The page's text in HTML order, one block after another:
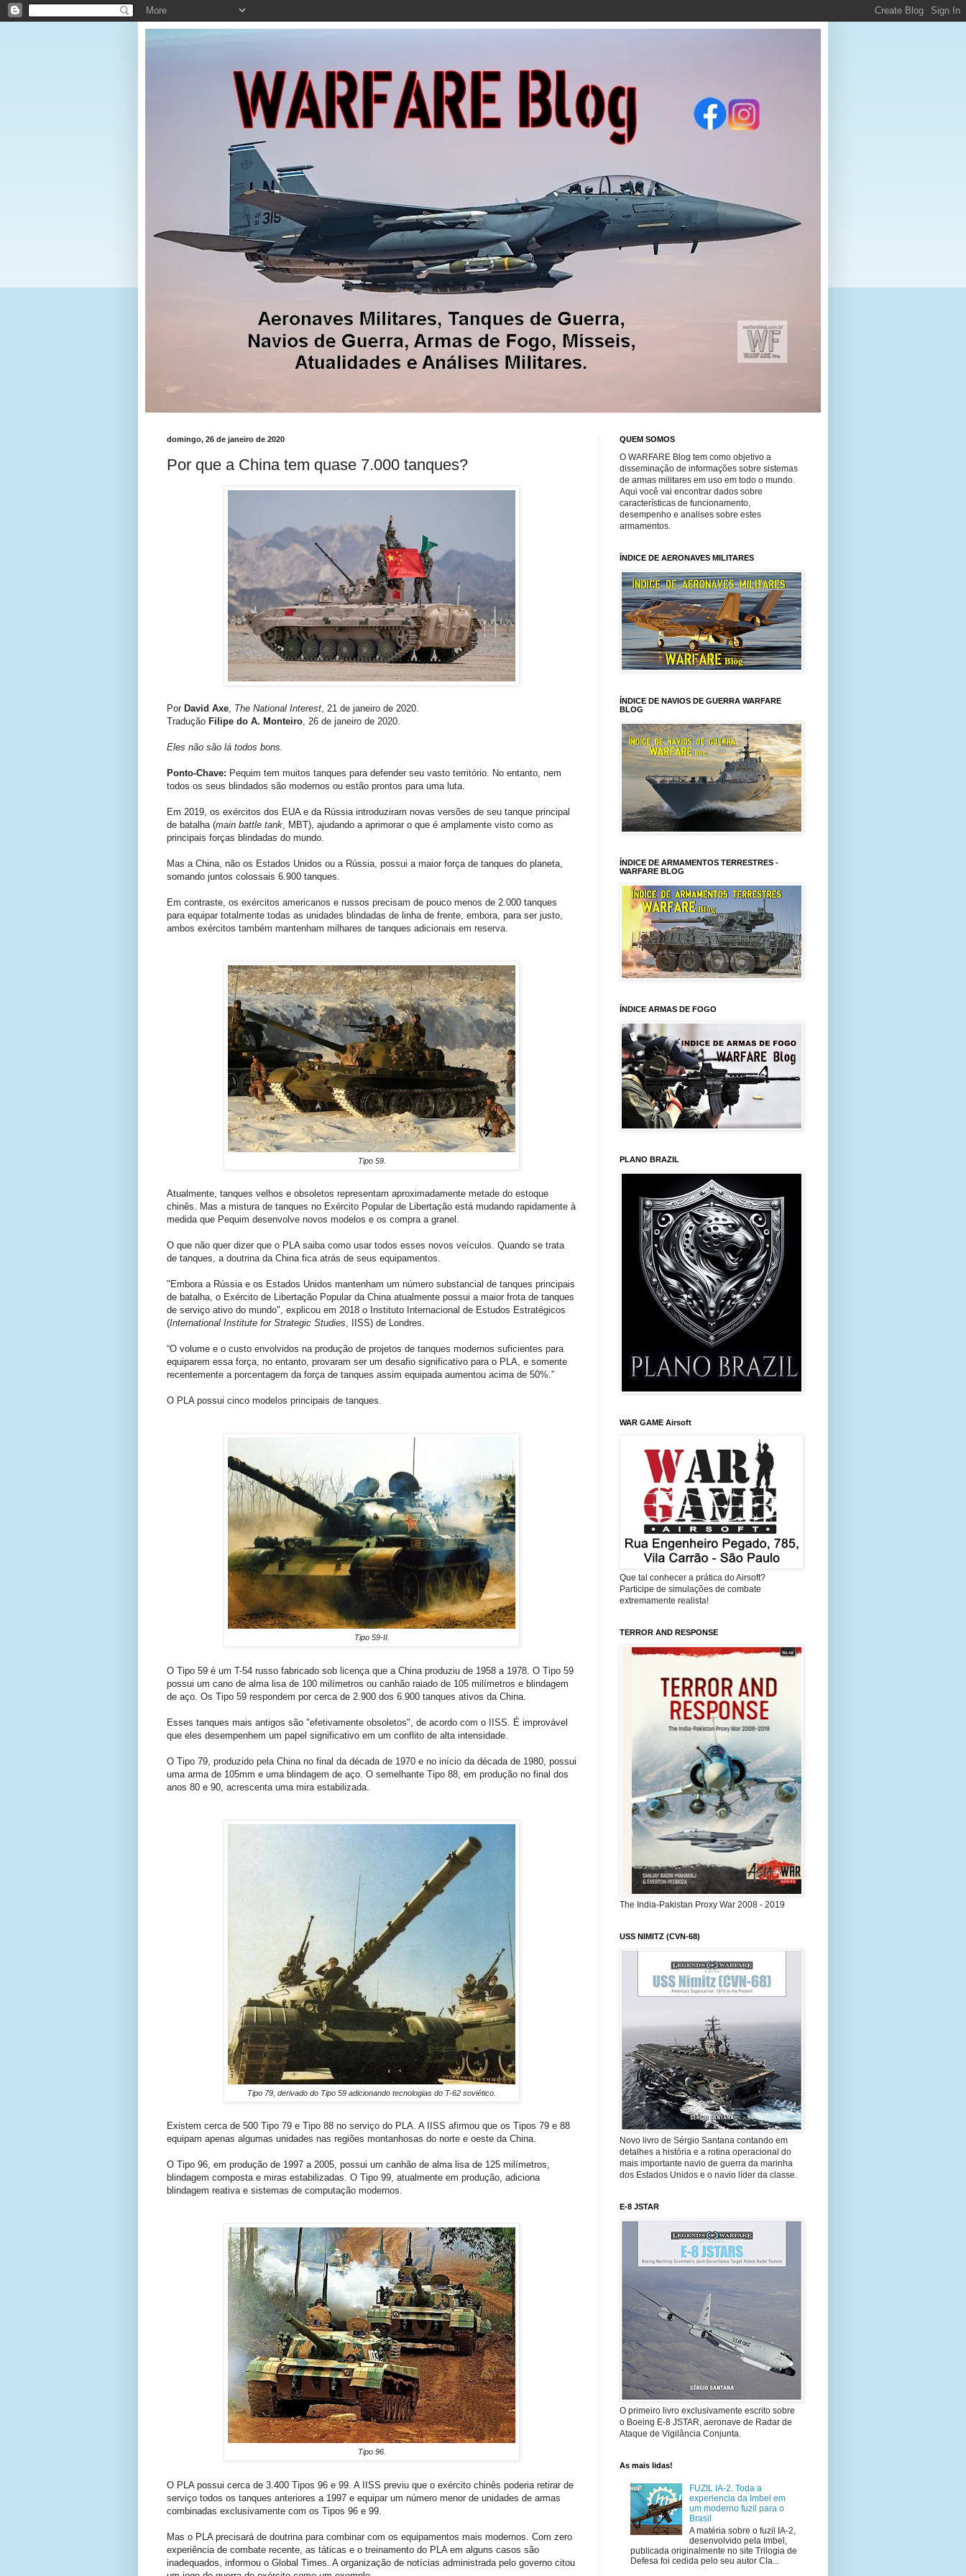
domingo, 26 de janeiro de 2020
Por que a China tem quase 7.000 tanques?
Por David Axe The National Interest , 21 de janeiro de 2020.
Tradução Filipe do A. Monteiro , 26 de janeiro de 2020.
Eles não são lá todos bons.
Ponto-Chave: Pequim tem muitos tanques para defender seu vasto território. No entanto, nem
todos os seus blindados são modernos ou estão prontos para uma luta.
Em 2019, os exércitos dos EUA e da Rússia introduziram novas versões de seu tanque principal
de batalha (main battle tank , MBT), ajudando a aprimorar o que é amplamente visto como as
principais forças blindadas do mundo.
Mas a China, não os Estados Unidos ou a Rússia, possui a maior força de tanques do planeta,
somando juntos colossais 6.900 tanques.
Em contraste, os exércitos americanos e russos precisam de pouco menos de 2.000 tanques
para equipar totalmente todas as unidades blindadas de linha de frente, embora, para ser justo,
ambos exércitos também mantenham milhares de tanques adicionais em reserva.
Tipo 59.
Atualmente, tanques velhos e obsoletos representam aproximadamente metade do estoque
chinês. Mas a mistura de tanques no Exército Popular de Libertação está mudando rapidamente à
medida que Pequim desenvolve novos modelos e os compra a granel.
O que não quer dizer que o PLA saiba como usar todos esses novos veículos. Quando se trata
de tanques, a doutrina da China fica atrás de seus equipamentos.
"Embora a Rússia e os Estados Unidos mantenham um número substancial de tanques principais
de batalha, o Exército de Libertação Popular da China atualmente possui a maior frota de tanques
de serviço ativo do mundo", explicou em 2018 o Instituto Internacional de Estudos Estratégicos
(International Institute for Strategic Studies, IISS) de Londres.
“O volume e o custo envolvidos na produção de projetos de tanques modernos suficientes para
equiparem essa força, no entanto, provaram ser um desafio significativo para o PLA, e somente
recentemente a porcentagem da força de tanques assim equipada aumentou acima de 50%.”
O PLA possui cinco modelos principais de tanques.
Tipo 59-II.
O Tipo 59 é um T-54 russo fabricado sob licença que a China produziu de 1958 a 1978. O Tipo 59
possui um cano de alma lisa de 100 milímetros ou canhão raiado de 105 milímetros e blindagem
de aço. Os Tipo 59 respondem por cerca de 2.900 dos 6.900 tanques ativos da China.
Esses tanques mais antigos são "efetivamente obsoletos", de acordo com o IISS. É improvável
que eles desempenhem um papel significativo em um conflito de alta intensidade.
O Tipo 79, produzido pela China no final da década de 1970 e no início da década de 1980, possui
uma arma de 105mm e uma blindagem de aço. O semelhante Tipo 88, em produção no final dos
anos 80 e 90, acrescenta uma mira estabilizada.
Tipo 79, derivado do Tipo 59 adicionando tecnologias do T-62 soviético.
Existem cerca de 500 Tipo 79 e Tipo 88 no serviço do PLA. A IISS afirmou que os Tipos 79 e 88
equipam apenas algumas unidades nas regiões montanhosas do norte e oeste da China.
O Tipo 96, em produção de 1997 a 2005, possui um canhão de alma lisa de 125 milímetros,
blindagem composta e miras estabilizadas. O Tipo 99, atualmente em produção, adiciona
blindagem reativa e sistemas de computação modernos.
Tipo 96.
O PLA possui cerca de 3.400 Tipos 96 e 99. A IISS previu que o exército chinês poderia retirar de
serviço todos os tanques anteriores a 1997 e equipar um número menor de unidades de armas
combinadas exclusivamente com os Tipos 96 e 99.
Mas o PLA precisará de doutrina para combinar com os equipamentos mais modernos. Com zero
experiência de combate recente, as táticas e o treinamento do PLA em alguns casos são
inadequados, informou o Global Times. A organização de notícias administrada pelo governo citou
QUEM SOMOS
O WARFARE Blog tem como objetivo a
disseminação de informações sobre sistemas
de armas militares em uso em todo o mundo.
Aqui você vai encontrar dados sobre
características de funcionamento,
desempenho e analises sobre estes
armamentos.
ÍNDICE DE AERONAVES MILITARES
ÍNDICE DE NAVIOS DE GUERRA WARFARE
BLOG
ÍNDICE DE ARMAMENTOS TERRESTRES -
WARFARE BLOG
ÍNDICE ARMAS DE FOGO
PLANO BRAZIL
WAR GAME Airsoft
Que tal conhecer a prática do Airsoft?
Participe de simulações de combate
extremamente realista!
TERROR AND RESPONSE
The India-Pakistan Proxy War 2008 - 2019
USS NIMITZ (CVN-68)
Novo livro de Sérgio Santana contando em
detalhes a história e a rotina operacional do
mais importante navio de guerra da marinha
dos Estados Unidos e o navio líder da classe.
E-8 JSTAR
O primeiro livro exclusivamente escrito sobre
o Boeing E-8 JSTAR, aeronave de Radar de
Ataque de Vigilância Conjunta.
As mais lidas!
FUZIL IA-2. Toda a
experiencia da Imbel em
um moderno fuzil para o
Brasil
A matéria sobre o fuzil IA-2,
desenvolvido pela Imbel,
publicada originalmente no site Trilogia de
Defesa foi cedida pelo seu autor Cla...